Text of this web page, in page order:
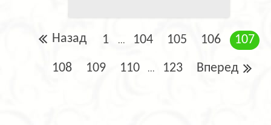
Назад 1 ... 104 105 106 107
108 109 110 ... 123 Вперед